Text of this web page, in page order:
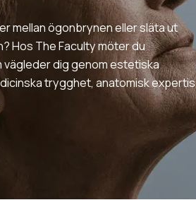
mellan ögonbrynen eller släta ut
Hos The Faculty möter du
dig genom estetiska
trygghet, anatomisk expertis